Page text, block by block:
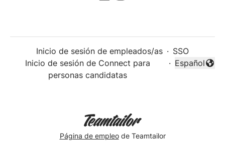
Inicio de sesión de empleados/as · SSO
Inicio de sesión de Connect para
personas candidatas
·
Cambiar
Español
Página de empleode Teamtailor